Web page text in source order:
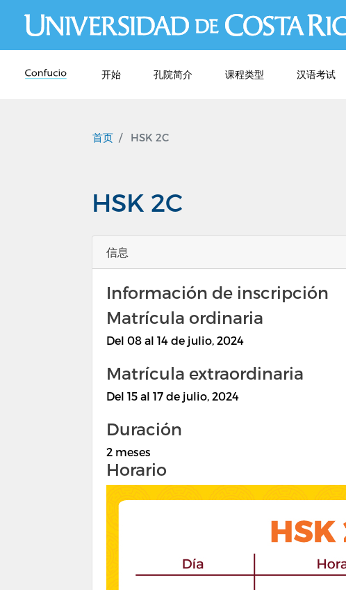
开始 孔院简介 课程类型 汉语考试
首页 HSK 2C
HSK 2C
信息
Información de inscripción
Matrícula ordinaria
Del 08 al 14 de julio, 2024
Matrícula extraordinaria
Del 15 al 17 de julio, 2024
Duración
2 meses
Horario